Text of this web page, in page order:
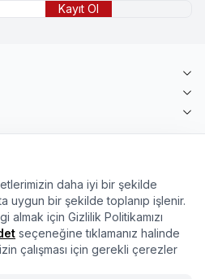
Kayıt Ol
Sokak
daha iyi bir şekilde
uygun bir şekilde toplanıp işlenir.
almak için Gizlilik Politikamızı
seçeneğine tıklamanız halinde
çalışması için gerekli çerezler